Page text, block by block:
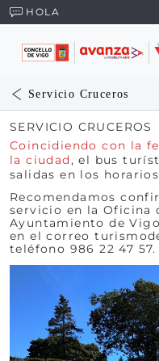
HOLA
Servicio Cruceros
SERVICIO CRUCEROS
Coincidiendo con la
la ciudad , el bus
salidas en los
Recomendamos
servicio en la Oficina
Ayuntamiento de
en el correo
teléfono 986 22 47 57.